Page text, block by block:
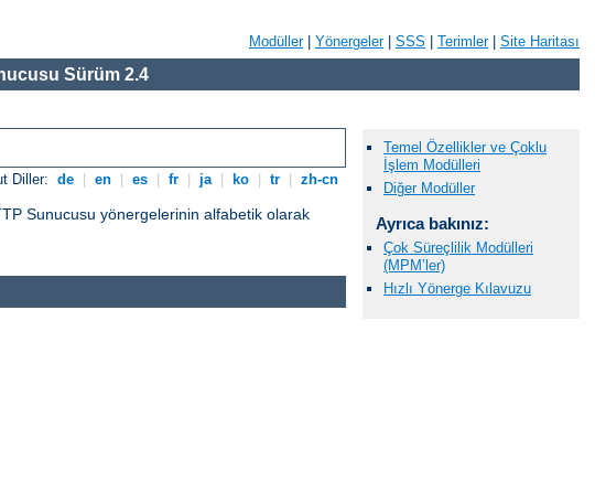
Modüller| Yönergeler| SSS Terimler| Site Haritası
Sürüm 2.4
Diller: de en es fr ja ko tr zh-cn
Sunucusu yönergelerinin alfabetik olarak
Temel Özellikler ve Çoklu
İşlem Modülleri
Diğer Modüller
Ayrıca bakınız:
Çok Süreçlilik Modülleri
(MPM’ler)
Hızlı Yönerge Kılavuzu